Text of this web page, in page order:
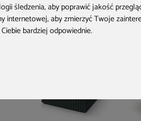
śledzenia, aby poprawić jakość
internetowej,aby zmierzyć Twoje
bardziej odpowiednie.